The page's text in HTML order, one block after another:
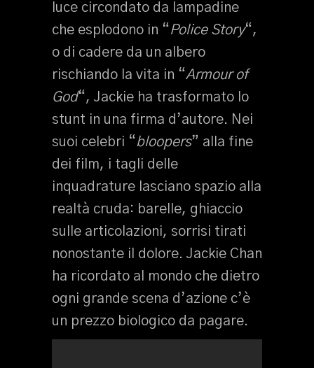
luce circondato da lampadine
che esplodono in “Police Story“,
o di cadere da un albero
rischiando la vita in “Armour of
God“, Jackie ha trasformato lo
stunt in una firma d’autore. Nei
suoi celebri “bloopers” alla fine
dei film, i tagli delle
inquadrature lasciano spazio alla
realtà cruda: barelle, ghiaccio
sulle articolazioni, sorrisi tirati
nonostante il dolore. Jackie Chan
ha ricordato al mondo che dietro
ogni grande scena d’azione c’è
un prezzo biologico da pagare.